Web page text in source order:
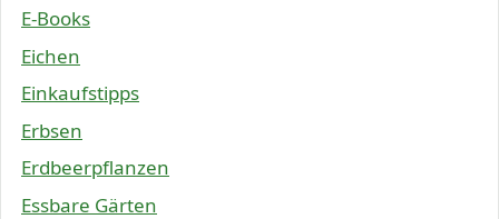
E-Books
Eichen
Einkaufstipps
Erbsen
Erdbeerpflanzen
Essbare Gärten